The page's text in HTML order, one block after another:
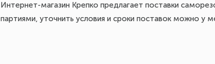
Интернет-магазин Крепко предлагает поставки
партиями, уточнить условия и сроки поставок можно у